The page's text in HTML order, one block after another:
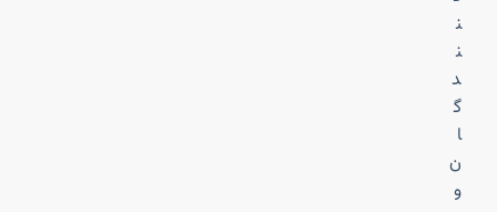
ن
ن
د
گ
ا
ن
و